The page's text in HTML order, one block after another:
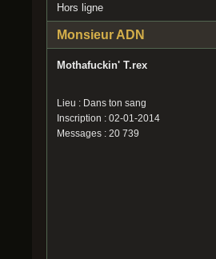
Hors ligne
Monsieur ADN
Mothafuckin' T.rex
Lieu : Dans ton sang
Inscription : 02-01-2014
Messages : 20 739